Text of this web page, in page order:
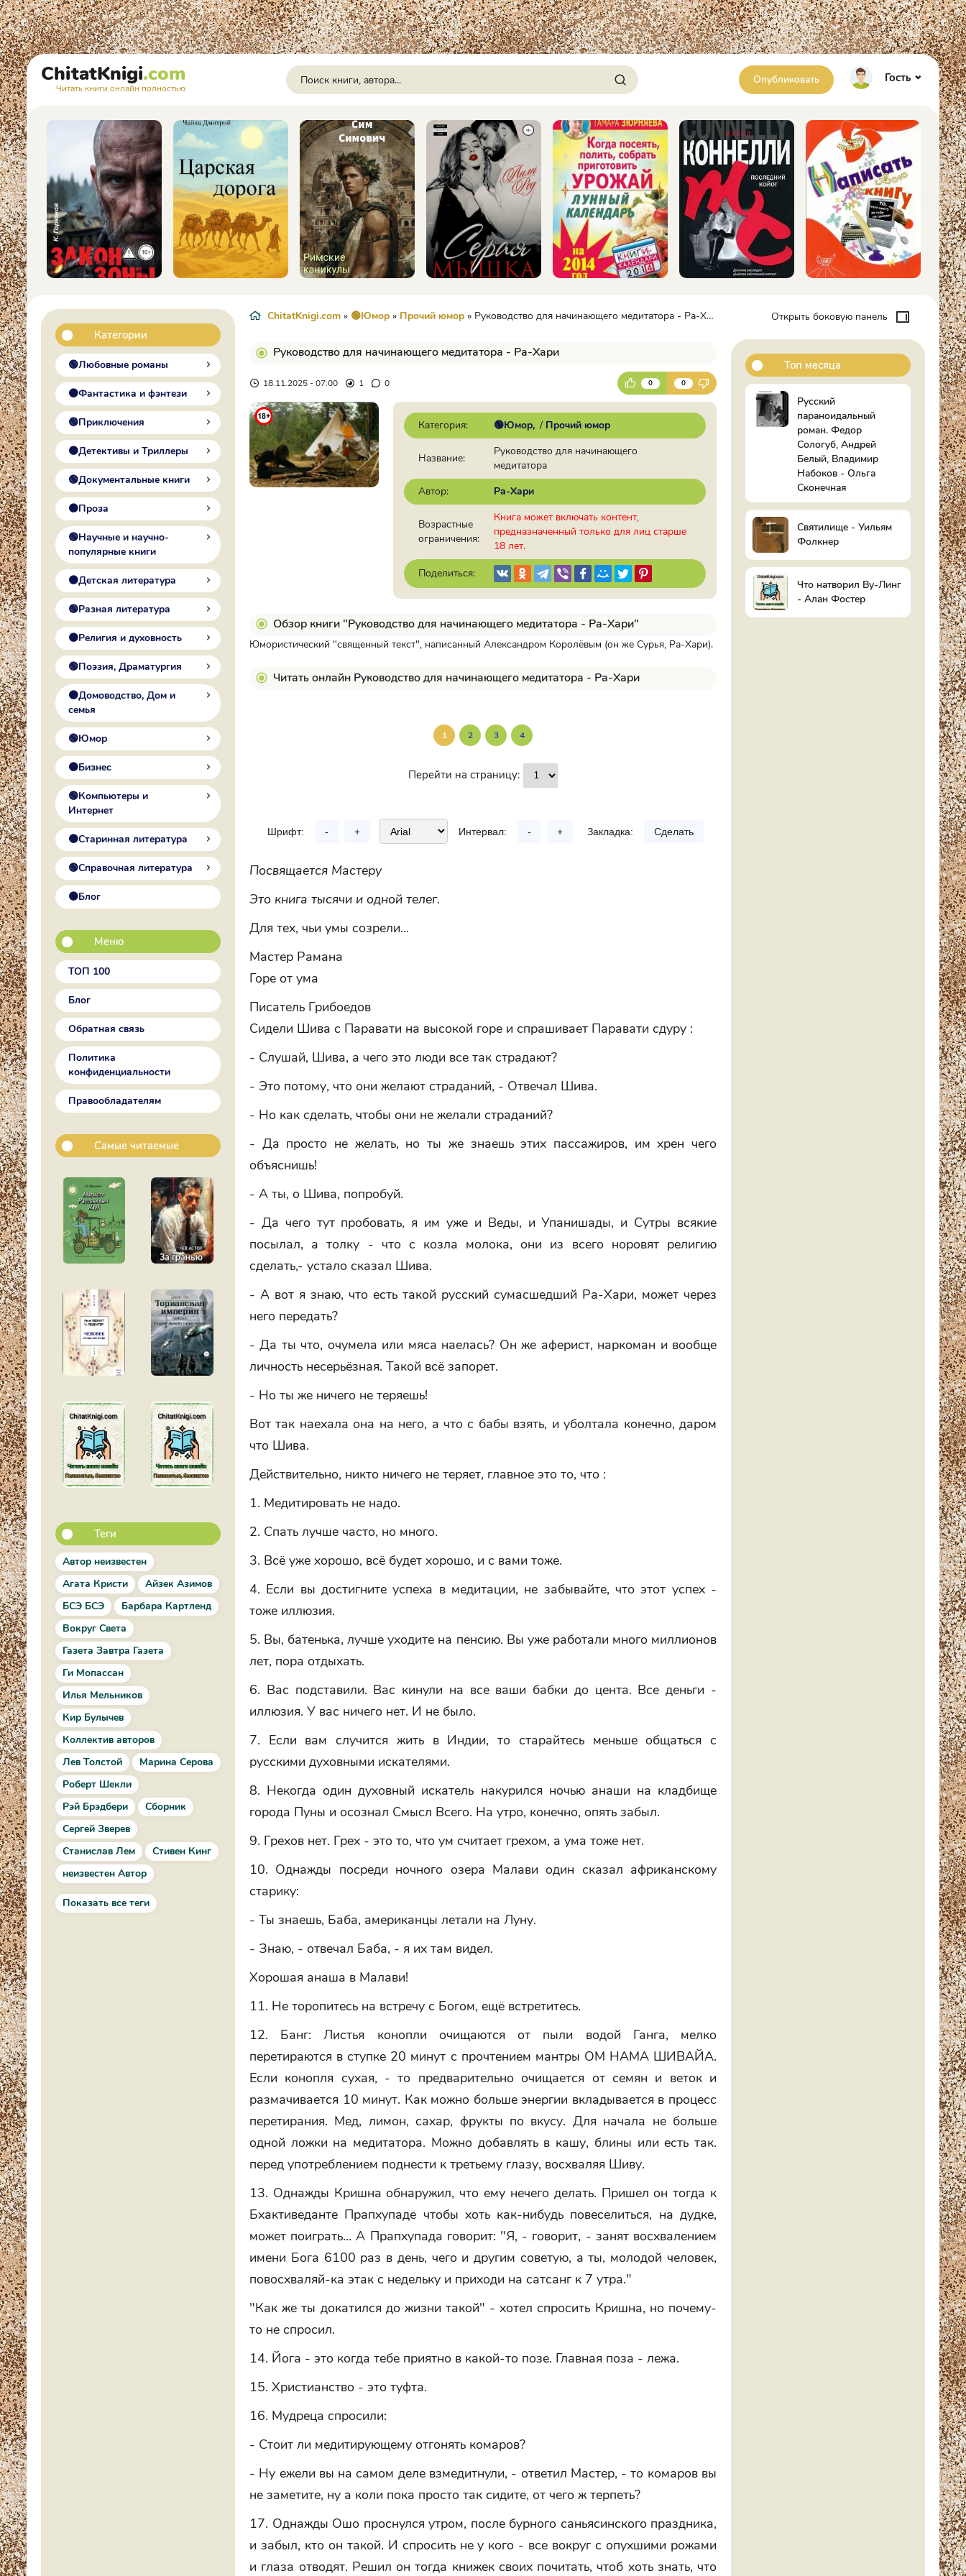
ChitatKnigi.com
Читать книги онлайн полностью
Опубликовать Гость
Категории
🟢Любовные романы
🟠Фантастика и фэнтези
🟢Приключения
🟠Детективы и Триллеры
🟢Документальные книги
🟠Проза
🟢Научные и научно-
популярные книги
🟠Детская литература
🟢Разная литература
🟠Религия и духовность
🟢Поэзия, Драматургия
🟠Домоводство, Дом и
семья
🟢Юмор
🟠Бизнес
🟢Компьютеры и
Интернет
🟠Старинная литература
🟢Справочная литература
🟠Блог
Меню
ТОП 100
Блог
Обратная связь
Политика
конфиденциальности
Правообладателям
Самые читаемые
Теги
Автор неизвестен
Агата Кристи
Айзек Азимов
БСЭ БСЭ
Барбара Картленд
Вокруг Света
Газета Завтра Газета
Ги Мопассан
Илья Мельников
Кир Булычев
Коллектив авторов
Лев Толстой
Марина Серова
Роберт Шекли
Рэй Брэдбери
Сборник
Сергей Зверев
Станислав Лем
Стивен Кинг
неизвестен Автор
Показать все теги
ChitatKnigi.com » 🟢Юмор » Прочий юмор » Руководство для начинающего медитатора - Ра-Хари
Руководство для начинающего медитатора - Ра-Хари
18.11.2025 - 07:00 1 0 0 0
Категория: 🟢Юмор / Прочий юмор
Название:
Руководство для начинающего
медитатора
Автор:
Ра-Хари
Возрастные
ограничения:
Книга может включать контент,
предназначенный только для лиц старше
18 лет.
Поделиться:
Обзор книги "Руководство для начинающего медитатора - Ра-Хари"
Юмористический "священный текст", написанный Александром Королёвым (он же Сурья, Ра-Хари).
Читать онлайн Руководство для начинающего медитатора - Ра-Хари
1 2 3 4
Перейти на страницу:
Шрифт: - + Интервал: - + Закладка: Сделать
Посвящается Мастеру
Это книга тысячи и одной телег.
Для тех, чьи умы созрели...
Мастер Рамана
Горе от ума
Писатель Грибоедов
Сидели Шива с Паравати на высокой горе и спрашивает Паравати сдуру :
- Слушай, Шива, а чего это люди все так страдают?
- Это потому, что они желают страданий, - Отвечал Шива.
- Но как сделать, чтобы они не желали страданий?
- Да просто не желать, но ты же знаешь этих пассажиров, им хрен чего
объяснишь!
- А ты, о Шива, попробуй.
- Да чего тут пробовать, я им уже и Веды, и Упанишады, и Сутры всякие
посылал, а толку - что с козла молока, они из всего норовят религию
сделать,- устало сказал Шива.
- А вот я знаю, что есть такой русский сумасшедший Ра-Хари, может через
него передать?
- Да ты что, очумела или мяса наелась? Он же аферист, наркоман и вообще
личность несерьёзная. Такой всё запорет.
- Но ты же ничего не теряешь!
Вот так наехала она на него, а что с бабы взять, и уболтала конечно, даром
что Шива.
Действительно, никто ничего не теряет, главное это то, что :
1. Медитировать не надо.
2. Спать лучше часто, но много.
3. Всё уже хорошо, всё будет хорошо, и с вами тоже.
4. Если вы достигните успеха в медитации, не забывайте, что этот успех -
тоже иллюзия.
5. Вы, батенька, лучше уходите на пенсию. Вы уже работали много миллионов
лет, пора отдыхать.
6. Вас подставили. Вас кинули на все ваши бабки до цента. Все деньги -
иллюзия. У вас ничего нет. И не было.
7. Если вам случится жить в Индии, то старайтесь меньше общаться с
русскими духовными искателями.
8. Некогда один духовный искатель накурился ночью анаши на кладбище
города Пуны и осознал Смысл Всего. На утро, конечно, опять забыл.
9. Грехов нет. Грех - это то, что ум считает грехом, а ума тоже нет.
10. Однажды посреди ночного озера Малави один сказал африканскому
старику:
- Ты знаешь, Баба, американцы летали на Луну.
- Знаю, - отвечал Баба, - я их там видел.
Хорошая анаша в Малави!
11. Не торопитесь на встречу с Богом, ещё встретитесь.
12. Банг: Листья конопли очищаются от пыли водой Ганга, мелко
перетираются в ступке 20 минут с прочтением мантры ОМ НАМА ШИВАЙА.
Если конопля сухая, - то предварительно очищается от семян и веток и
размачивается 10 минут. Как можно больше энергии вкладывается в процесс
перетирания. Мед, лимон, сахар, фрукты по вкусу. Для начала не больше
одной ложки на медитатора. Можно добавлять в кашу, блины или есть так.
перед употреблением поднести к третьему глазу, восхваляя Шиву.
13. Однажды Кришна обнаружил, что ему нечего делать. Пришел он тогда к
Бхактиведанте Прапхупаде чтобы хоть как-нибудь повеселиться, на дудке,
может поиграть... А Прапхупада говорит: "Я, - говорит, - занят восхвалением
имени Бога 6100 раз в день, чего и другим советую, а ты, молодой человек,
повосхваляй-ка этак с недельку и приходи на сатсанг к 7 утра."
"Как же ты докатился до жизни такой" - хотел спросить Кришна, но почему-
то не спросил.
14. Йога - это когда тебе приятно в какой-то позе. Главная поза - лежа.
15. Христианство - это туфта.
16. Мудреца спросили:
- Стоит ли медитирующему отгонять комаров?
- Ну ежели вы на самом деле взмедитнули, - ответил Мастер, - то комаров вы
не заметите, ну а коли пока просто так сидите, от чего ж терпеть?
17. Однажды Ошо проснулся утром, после бурного саньясинского праздника,
и забыл, кто он такой. И спросить не у кого - все вокруг с опухшими рожами
и глаза отводят. Решил он тогда книжек своих почитать, чтоб хоть знать, что
Открыть боковую панель
Топ месяца
Русский
параноидальный
роман. Федор
Сологуб, Андрей
Белый, Владимир
Набоков - Ольга
Сконечная
Святилище - Уильям
Фолкнер
Что натворил Ву-Линг
- Алан Фостер